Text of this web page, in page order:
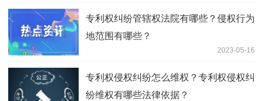
专利权纠纷管辖权法院有哪些？侵权行为
地范围有哪些？
2023-05-16
专利权侵权纠纷怎么维权？专利权侵权纠
纷维权有哪些法律依据？